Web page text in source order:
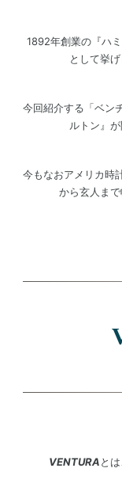
1892年創業の『ハ
として挙
今回紹介する「ベン
ルトン』
今もなおアメリカ時
から玄人まで
VENTURAと